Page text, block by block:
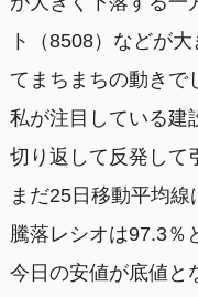
ト（8508）などが
てまちまちの動きで
私が注目している建
切り返して反発して
まだ25日移動平均線
騰落レシオは97.3％
今日の安値が底値と